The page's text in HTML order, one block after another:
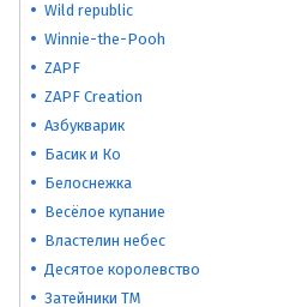
Wild republic
Winnie-the-Pooh
ZAPF
ZAPF Creation
Азбукварик
Басик и Ко
Белоснежка
Весёлое купание
Властелин небес
Десятое королевство
Затейники ТМ